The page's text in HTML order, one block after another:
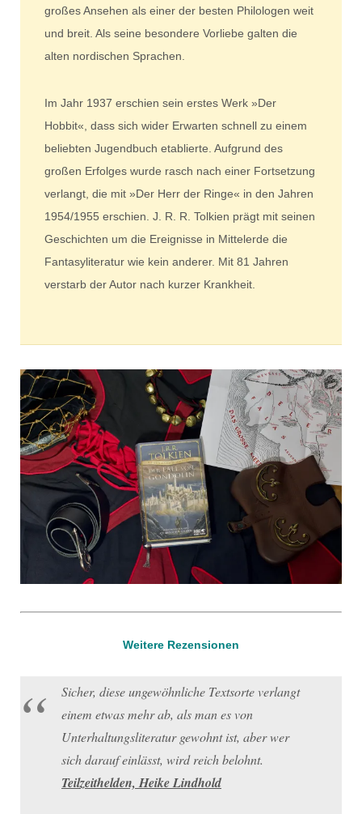
großes Ansehen als einer der besten Philologen weit
und breit. Als seine besondere Vorliebe galten die
alten nordischen Sprachen.
Im Jahr 1937 erschien sein erstes Werk »Der
Hobbit«, dass sich wider Erwarten schnell zu einem
beliebten Jugendbuch etablierte. Aufgrund des
großen Erfolges wurde rasch nach einer Fortsetzung
verlangt, die mit »Der Herr der Ringe« in den Jahren
1954/1955 erschien. J. R. R. Tolkien prägt mit seinen
Geschichten um die Ereignisse in Mittelerde die
Fantasyliteratur wie kein anderer. Mit 81 Jahren
verstarb der Autor nach kurzer Krankheit.
Weitere Rezensionen
Sicher, diese ungewöhnliche Textsorte verlangt
einem etwas mehr ab, als man es von
Unterhaltungsliteratur gewohnt ist, aber wer
sich darauf einlässt, wird reich belohnt.
Teilzeithelden, Heike Lindhold